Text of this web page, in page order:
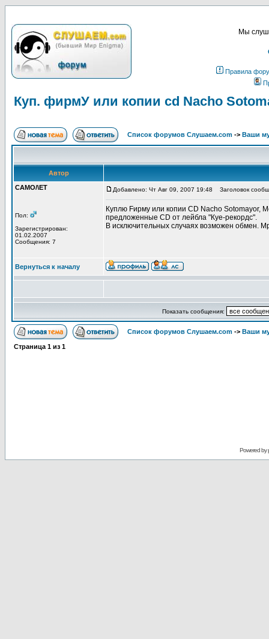
Мы
Правила
Куп. фирмУ или копии cd Nacho
Список форумов Слушаем.com -> Ваши
Автор
CAMO/\ET
Пол:
Зарегистрирован:
01.02.2007
Сообщения: 7
Добавлено: Чт Авг 09, 2007 19:48 Заголовок
Куплю Fирму или копии CD Nacho Sotomayor,
предложенные CD от лейбла "Куе-рекордс".
В исключительных случаях возможен обмен.
Вернуться к началу
Показать сообщения:
Список форумов Слушаем.com -> Ваши
Страница 1 из 1
Powered by